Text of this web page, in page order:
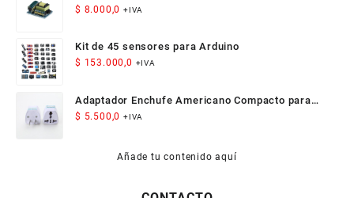
300mA 3.5W
$ 8.000,0 +IVA
Kit de 45 sensores para Arduino
$ 153.000,0 +IVA
Adaptador Enchufe Americano Compacto para
Viaje
$ 5.500,0 +IVA
Añade tu contenido aquí